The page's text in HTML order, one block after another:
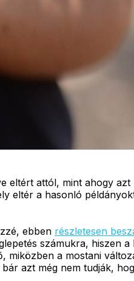
attól, mint ahogy
eltér a hasonló
ebben részletesen
számukra, hiszen
a mostani
azt még nem tudják,